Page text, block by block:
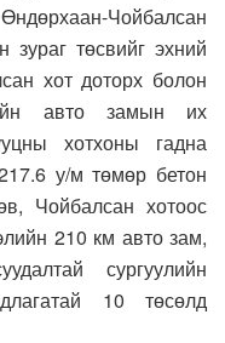
Чойбалсан
төсвийг эхний
хот доторх болон
авто замын их
хотхоны гадна
у/м төмөр бетон
Чойбалсан хотоос
210 км авто зам,
сургуулийн
10 төсөлд